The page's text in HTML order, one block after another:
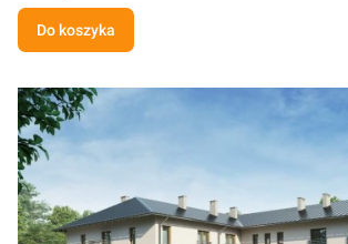
Do koszyka